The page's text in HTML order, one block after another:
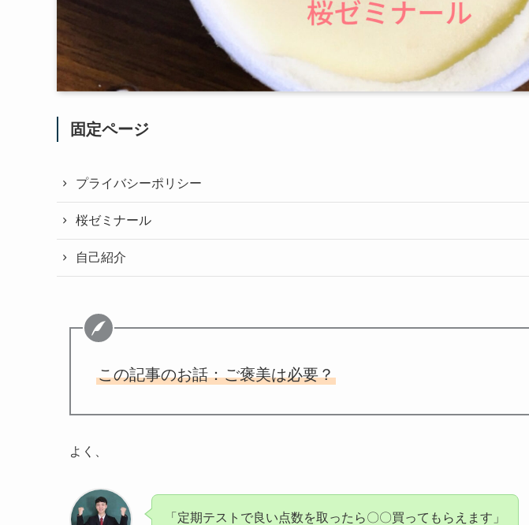
固定ページ
プライバシーポリシー
桜ゼミナール
自己紹介
この記事のお話：ご褒美は必要？
よく、
「定期テストで良い点数を取ったら〇〇買ってもらえます」